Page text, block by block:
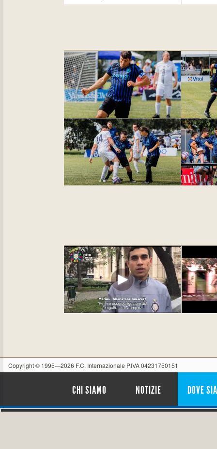
Copyright © 1995—2026 F.C. Internazionale P.IVA 04231750151
CHI SIAMO NOTIZIE DOVE